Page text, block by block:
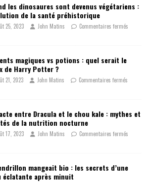
les dinosaures sont devenus végétariens :
de la santé préhistorique
25, 2023 John Matins Commentaires fermés
magiques vs potions : quel serait le
de Harry Potter ?
21, 2023 John Matins Commentaires fermés
entre Dracula et le chou kale : mythes et
de la nutrition nocturne
17, 2023 John Matins Commentaires fermés
mangeait bio : les secrets d’une
éclatante après minuit